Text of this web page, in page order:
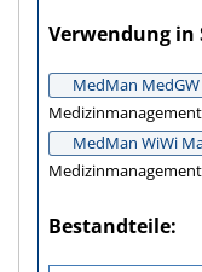
Verwendung in
MedMan
Medizinmanagement
MedMan WiWi
Medizinmanagement
Bestandteile